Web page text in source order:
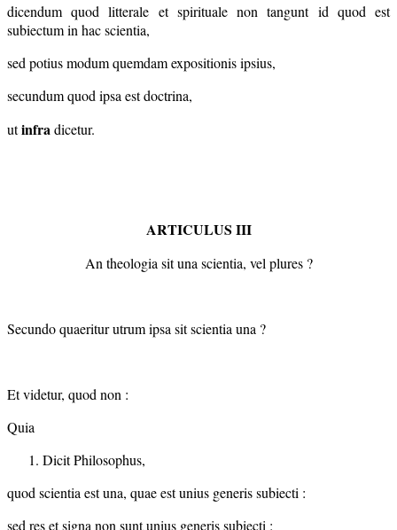
dicendum quod litterale et spirituale non tangunt id quod est
subiectum in hac scientia,
sed potius modum quemdam expositionis ipsius,
secundum quod ipsa est doctrina,
utinfradicetur.
ARTICULUS III
An theologia sit una scientia, vel plures ?
Secundo quaeritur utrum ipsa sit scientia una ?
Et videtur, quod non :
Quia
Dicit Philosophus,
quod scientia est una, quae est unius generis subiecti :
sed res et signa non sunt unius generis subiecti :